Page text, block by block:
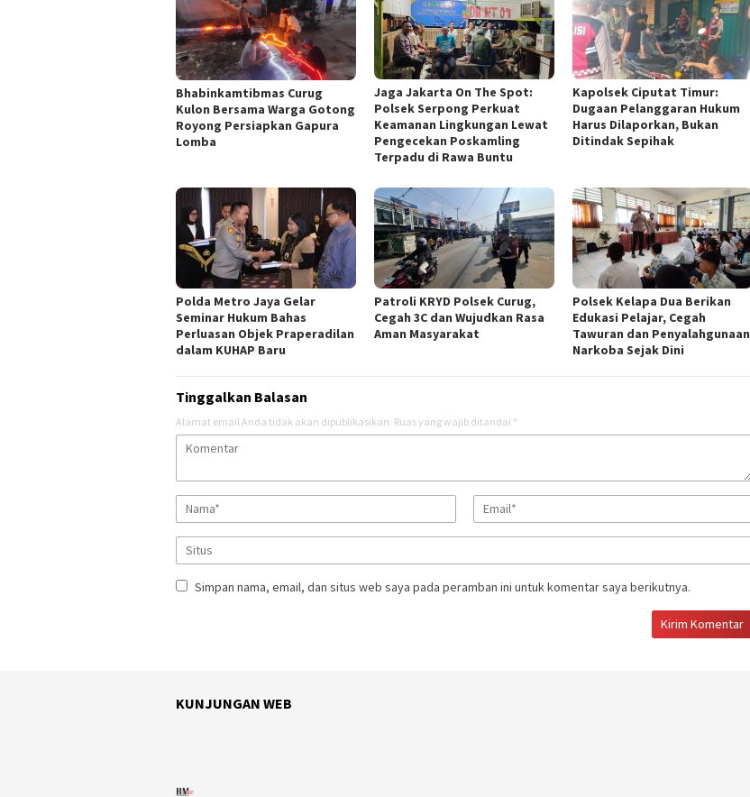
Bhabinkamtibmas Curug
Kulon Bersama Warga Gotong
Royong Persiapkan Gapura
Lomba
Jaga Jakarta On The Spot:
Polsek Serpong Perkuat
Keamanan Lingkungan Lewat
Pengecekan Poskamling
Terpadu di Rawa Buntu
Kapolsek Ciputat Timur:
Dugaan Pelanggaran Hukum
Harus Dilaporkan, Bukan
Ditindak Sepihak
Polda Metro Jaya Gelar
Seminar Hukum Bahas
Perluasan Objek Praperadilan
dalam KUHAP Baru
Patroli KRYD Polsek Curug,
Cegah 3C dan Wujudkan Rasa
Aman Masyarakat
Polsek Kelapa Dua Berikan
Edukasi Pelajar, Cegah
Tawuran dan Penyalahgunaan
Narkoba Sejak Dini
Tinggalkan Balasan
Alamat email Anda tidak akan dipublikasikan. Ruas yang wajib ditandai *
Simpan nama, email, dan situs web saya pada peramban ini untuk komentar saya berikutnya.
KUNJUNGAN WEB